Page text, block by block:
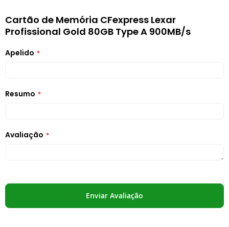
Cartão de Memória CFexpress Lexar
Profissional Gold 80GB Type A 900MB/s
Apelido
Resumo
Avaliação
Enviar Avaliação